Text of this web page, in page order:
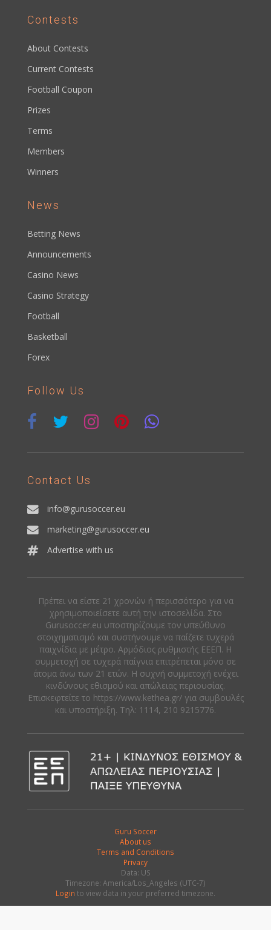
Contests
About Contests
Current Contests
Football Coupon
Prizes
Terms
Members
Winners
News
Betting News
Announcements
Casino News
Casino Strategy
Football
Basketball
Forex
Follow Us
Contact Us
info@gurusoccer.eu
marketing@gurusoccer.eu
Advertise with us
Πρέπει να είστε 21 χρονών ή περισσότερο για να
χρησιμοποιείσετε αυτή την ιστοσελίδα. Στο
Gurusoccer.eu υποστηρίζουμε τον υπεύθυνο
στοιχηματισμό και συστήνουμε να παίζετε τυχερά
παιχνίδια με μέτρο. Αρμόδιος ρυθμιστής ΕΕΕΠ. Η
συμμετοχή σε τυχερά παίγνια επιτρέπεται μόνο σε
άτομα άνω των 21 ετών. Η συχνή συμμετοχή ενέχει
κινδύνους εθισμού και απώλειας περιουσίας.
Eπισκεφτείτε το https://www.kethea.gr/ για συμβουλές
και υποστήριξη. Tηλ: 1114, 210 9215776.
Guru Soccer
About us
Terms and Conditions
Privacy
Data: US
Timezone: America/Los_Angeles (UTC-7)
Login to view data in your preferred timezone.